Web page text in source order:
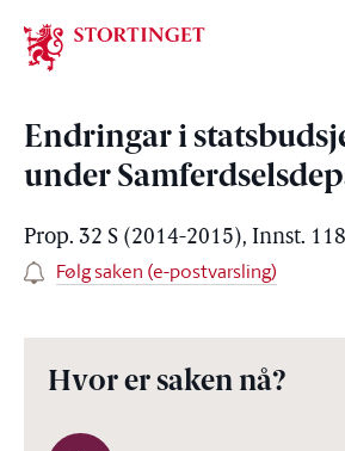
Stortinget.no
Endringar i
under
Prop. 32 S (2014-2015), Innst.
Følg saken (e-postvarsling)
Hvor er saken nå?